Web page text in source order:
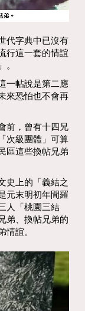
代字典中已沒有
行這一套的情誼
。
一帖說是第二應
來恐怕也不會再
前，曾有十四兄
次級團體」可算
區這些換帖兄弟
史上的「義結之
元末明初年間羅
人「桃園三結
弟、換帖兄弟的
情誼。